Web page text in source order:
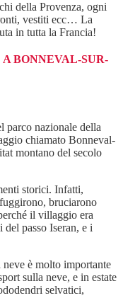
della Provenza, ogni
vestiti ecc… La
in tutta la Francia!
BONNEVAL-SUR-
parco nazionale della
chiamato Bonneval-
montano del secolo
storici. Infatti,
bruciarono
il villaggio era
passo Iseran, e i
neve è molto importante
sulla neve, e in estate
selvatici,